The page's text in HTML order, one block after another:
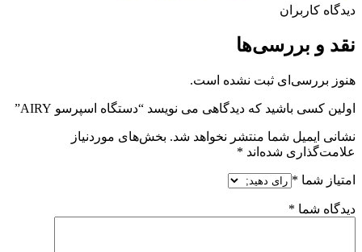
دیدگاه کاربران
نقد و بررسی‌ها
هنوز بررسی‌ای ثبت نشده است.
اولین کسی باشید که دیدگاهی می نویسد “دستگاه اسپرسو AIRY”
نشانی ایمیل شما منتشر نخواهد شد. بخش‌های موردنیاز
علامت‌گذاری شده‌اند *
امتیاز شما *
دیدگاه شما *